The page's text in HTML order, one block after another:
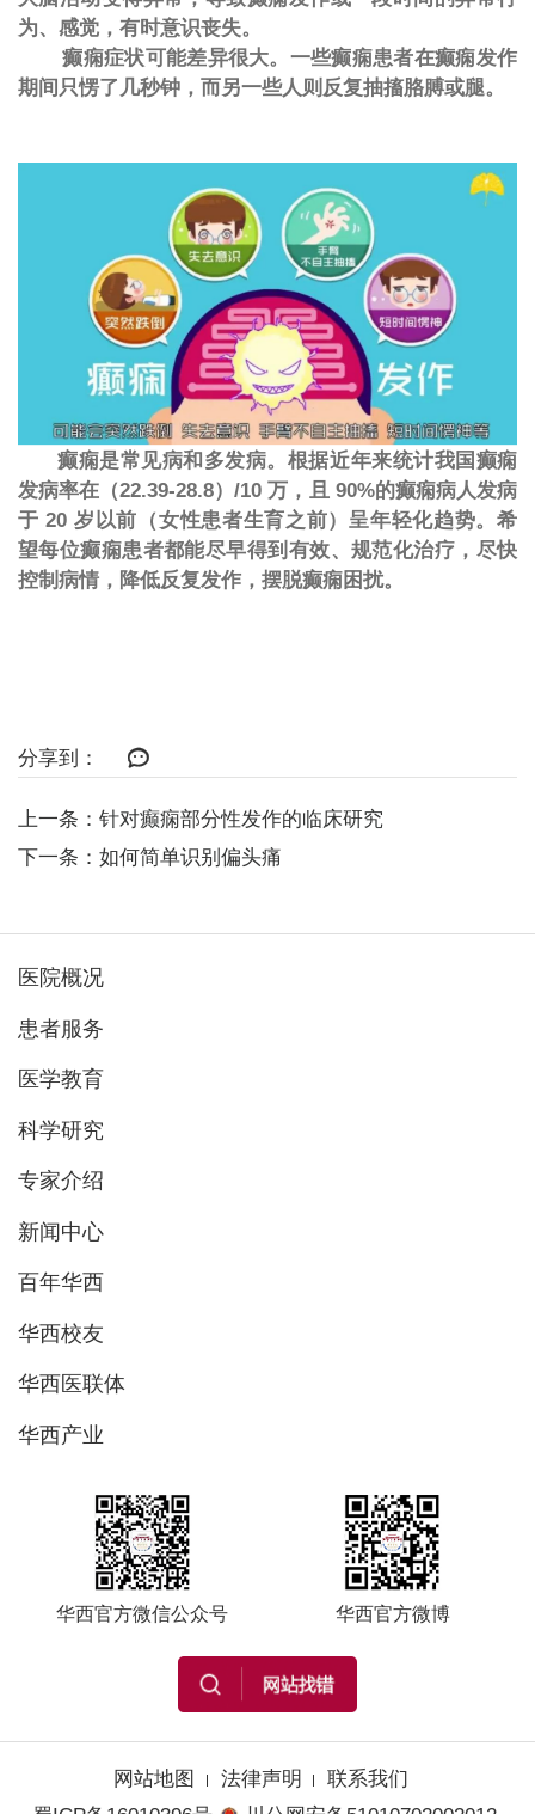
为、感觉，有时意识丧失。
癫痫症状可能差异很大。一些癫痫患者在癫痫发作
期间只愣了几秒钟，而另一些人则反复抽搐胳膊或腿。
癫痫是常见病和多发病。根据近年来统计我国癫痫
发病率在（22.39-28.8）/10 万，且 90%的癫痫病人发病
于 20 岁以前（女性患者生育之前）呈年轻化趋势。希
望每位癫痫患者都能尽早得到有效、规范化治疗，尽快
控制病情，降低反复发作，摆脱癫痫困扰。
分享到：
上一条：针对癫痫部分性发作的临床研究
下一条：如何简单识别偏头痛
医院概况
患者服务
医学教育
科学研究
专家介绍
新闻中心
百年华西
华西校友
华西医联体
华西产业
华西官方微信公众号 华西官方微博
网站地图 法律声明
联系我们